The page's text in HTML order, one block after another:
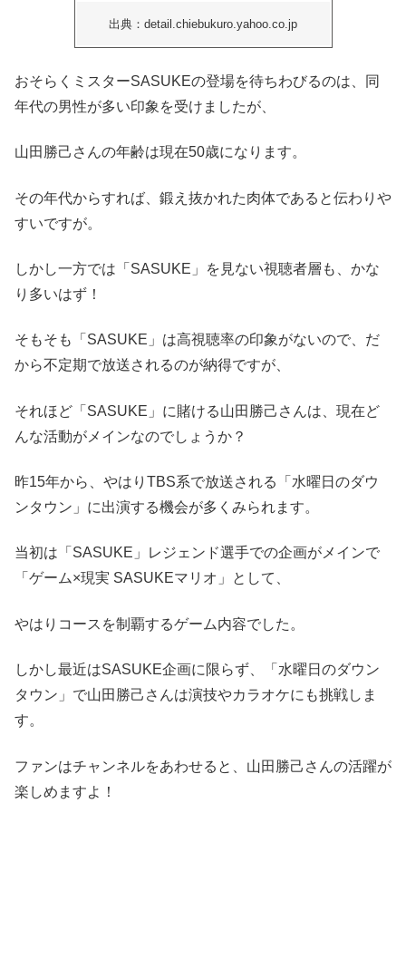
出典：detail.chiebukuro.yahoo.co.jp
おそらくミスターSASUKEの登場を待ちわびるのは、同
年代の男性が多い印象を受けましたが、
山田勝己さんの年齢は現在50歳になります。
その年代からすれば、鍛え抜かれた肉体であると伝わりや
すいですが。
しかし一方では「SASUKE」を見ない視聴者層も、かな
り多いはず！
そもそも「SASUKE」は高視聴率の印象がないので、だ
から不定期で放送されるのが納得ですが、
それほど「SASUKE」に賭ける山田勝己さんは、現在ど
んな活動がメインなのでしょうか？
昨15年から、やはりTBS系で放送される「水曜日のダウ
ンタウン」に出演する機会が多くみられます。
当初は「SASUKE」レジェンド選手での企画がメインで
「ゲーム×現実 SASUKEマリオ」として、
やはりコースを制覇するゲーム内容でした。
しかし最近はSASUKE企画に限らず、「水曜日のダウン
タウン」で山田勝己さんは演技やカラオケにも挑戦しま
す。
ファンはチャンネルをあわせると、山田勝己さんの活躍が
楽しめますよ！